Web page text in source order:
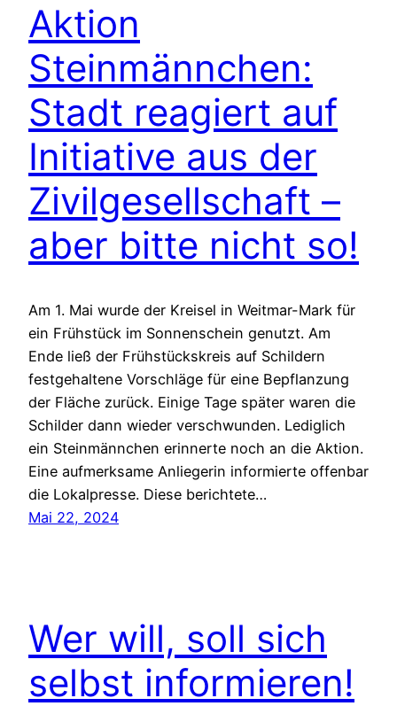
Aktion
Steinmännchen:
Stadt reagiert auf
Initiative aus der
Zivilgesellschaft –
aber bitte nicht so!
Am 1. Mai wurde der Kreisel in Weitmar-Mark für
ein Frühstück im Sonnenschein genutzt. Am
Ende ließ der Frühstückskreis auf Schildern
festgehaltene Vorschläge für eine Bepflanzung
der Fläche zurück. Einige Tage später waren die
Schilder dann wieder verschwunden. Lediglich
ein Steinmännchen erinnerte noch an die Aktion.
Eine aufmerksame Anliegerin informierte offenbar
die Lokalpresse. Diese berichtete…
Mai 22, 2024
Wer will, soll sich
selbst informieren!